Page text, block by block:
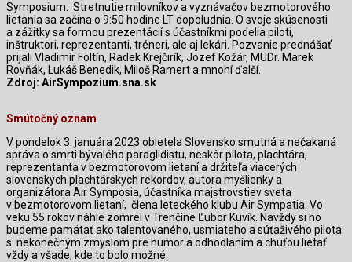
Symposium.
Stretnutie milovníkov a vyznávačov bezmotorového
lietania sa začína o 9:50 hodine LT dopoludnia. O svoje skúsenosti
a zážitky sa formou prezentácií s účastníkmi podelia piloti,
inštruktori, reprezentanti, tréneri, ale aj lekári. Pozvanie prednášať
prijali Vladimír Foltín, Radek Krejčirík, Jozef Kožár, MUDr. Marek
Rovňák, Lukáš Benedik, Miloš Ramert a mnohí ďalší.
Zdroj: AirSympozium.sna.sk
Smútočný oznam
V pondelok 3. januára 2023 obletela Slovensko smutná a nečakaná
správa o smrti bývalého paraglidistu, neskôr pilota, plachtára,
reprezentanta v bezmotorovom lietaní a držiteľa viacerých
slovenských plachtárskych rekordov, autora myšlienky a
organizátora Air Symposia, účastníka majstrovstiev sveta
v bezmotorovom lietaní, člena leteckého klubu Air Sympatia. Vo
veku 55 rokov náhle zomrel v Trenčíne Ľubor Kuvík. Navždy si ho
budeme pamätať ako talentovaného, usmiateho a súťaživého pilota
s nekonečným zmyslom pre humor a odhodlaním a chuťou lietať
vždy a všade, kde to bolo možné.